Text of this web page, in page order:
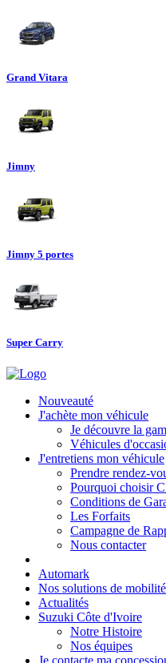
Grand Vitara
Jimny
Jimny 5 portes
Super Carry
Nouveauté
J'achète mon véhicule
Je découvre la
Véhicules
J'entretiens mon véhicule
Prendre rendez-
Pourquoi choisir
Conditions de
Les Forfaits
Campagne de
Nous contacter
Automark
Nos solutions de mobilité
Actualités
Suzuki Côte d'Ivoire
Notre Histoire
Nos équipes